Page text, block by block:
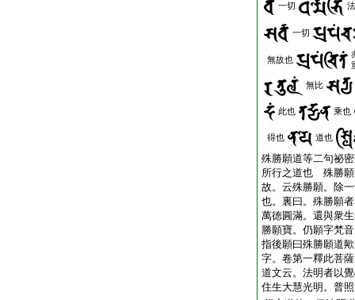
一切 法
一切
無故也
無比
此也 乘也
得也 道也
殊勝願道等二句祕
所行之道也 殊勝願
故。云殊勝願。除
也。裏曰。殊勝願
萬徳圓滿。還與衆
勝願寶。仍願字梵
指後願曰殊勝願道
字。卷第一釋此菩
道文云。法明者以
住生大慧光明。普